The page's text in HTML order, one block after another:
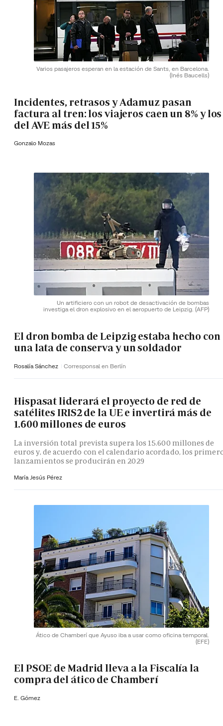
Varios pasajeros esperan en la estación de Sants, en Barcelona.
(Inés Baucells)
Incidentes, retrasos y Adamuz pasan
factura al tren: los viajeros caen un 8% y los
del AVE más del 15%
Gonzalo Mozas
Un artificiero con un robot de desactivación de bombas
investiga el dron explosivo en el aeropuerto de Leipzig. (AFP)
El dron bomba de Leipzig estaba hecho con
una lata de conserva y un soldador
Rosalía Sánchez Corresponsal en Berlín
Hispasat liderará el proyecto de red de
satélites IRIS2 de la UE e invertirá más de
1.600 millones de euros
La inversión total prevista supera los 15.600 millones de
euros y, de acuerdo con el calendario acordado, los
lanzamientos se producirán en 2029
María Jesús Pérez
Ático de Chamberí que Ayuso iba a usar como oficina temporal.
(EFE)
El PSOE de Madrid lleva a la Fiscalía la
compra del ático de Chamberí
E. Gómez